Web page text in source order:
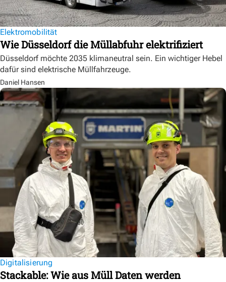
Elektromobilität
Wie Düsseldorf die Müllabfuhr elektrifiziert
Düsseldorf möchte 2035 klimaneutral sein. Ein wichtiger Hebel
dafür sind elektrische Müllfahrzeuge.
Daniel Hansen
Digitalisierung
Stackable: Wie aus Müll Daten werden